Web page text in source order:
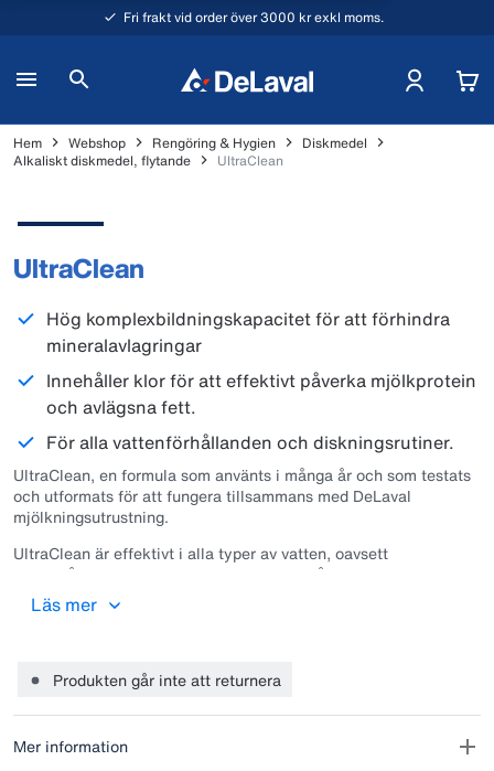
Fri frakt vid order över 3000 kr exkl moms.
Hem Webshop Rengöring & Hygien
Diskmedel
Alkaliskt diskmedel, flytande
UltraClean
UltraClean
Hög komplexbildningskapacitet för att förhindra
mineralavlagringar
Innehåller klor för att effektivt påverka mjölkprotein
och avlägsna fett.
För alla vattenförhållanden och diskningsrutiner.
UltraClean, en formula som använts i många år och som testats
och utformats för att fungera tillsammans med DeLaval
mjölkningsutrustning.
UltraClean är effektivt i alla typer av vatten, oavsett
vattenhårdhet, och är särskilt lämpat för hårt vatten. Hög
alkalinitet för att avlägsna fett och med klor för att bryta ner
proteinrester. En effektiv diskningsrutin bidrar till högsta möjliga
Läs mer
Produkten går inte att returnera
Mer information